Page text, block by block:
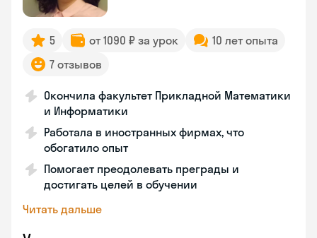
5 от 1090 ₽ за урок
10 лет опыта
7 отзывов
Окончила факультет Прикладной Математики
и Информатики
Работала в иностранных фирмах, что
обогатило опыт
Помогает преодолевать преграды и
достигать целей в обучении
Читать дальше